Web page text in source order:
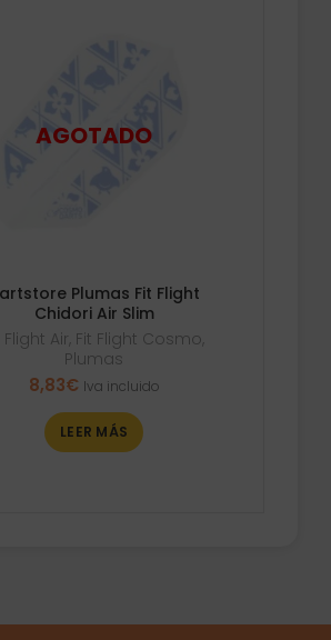
Plumas Fit Flight
Chidori Air Slim
Flight Air, Fit Flight Cosmo,
Plumas
8,83€ Iva incluido
LEER MÁS